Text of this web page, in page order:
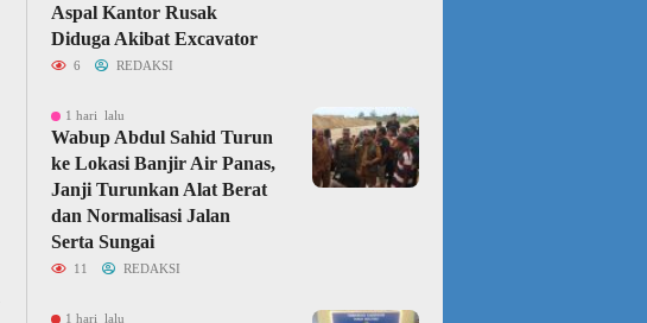
Aspal Kantor Rusak
Diduga Akibat Excavator
6 REDAKSI
1 hari lalu
Wabup Abdul Sahid Turun
ke Lokasi Banjir Air Panas,
Janji Turunkan Alat Berat
dan Normalisasi Jalan
Serta Sungai
11 REDAKSI
1 hari lalu